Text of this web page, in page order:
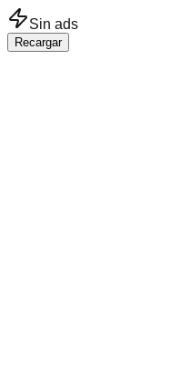
Saltar al contenido principal
Sin ads
Recargar